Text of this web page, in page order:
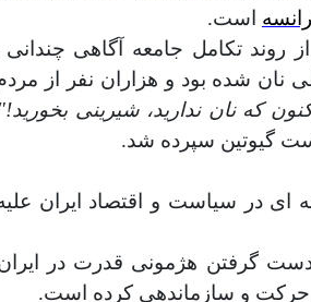
است.
از روند تکامل جامعه آگاهی
شده بود و هزاران نفر از
که نان ندارید، شیرینی
گیوتین سپرده شد.
ای در سیاست و اقتصاد ایران
گرفتن هژمونی قدرت در
حرکت و سازماندهی کرده است.